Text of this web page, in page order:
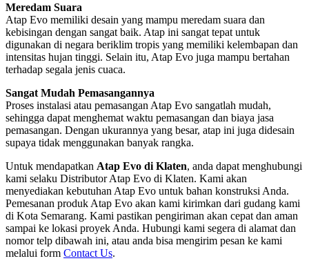
Meredam Suara
Atap Evo memiliki desain yang mampu meredam suara dan
kebisingan dengan sangat baik. Atap ini sangat tepat untuk
digunakan di negara beriklim tropis yang memiliki kelembapan dan
intensitas hujan tinggi. Selain itu, Atap Evo juga mampu bertahan
terhadap segala jenis cuaca.
Sangat Mudah Pemasangannya
Proses instalasi atau pemasangan Atap Evo sangatlah mudah,
sehingga dapat menghemat waktu pemasangan dan biaya jasa
pemasangan. Dengan ukurannya yang besar, atap ini juga didesain
supaya tidak menggunakan banyak rangka.
Untuk mendapatkan Atap Evo di Klaten, anda dapat menghubungi
kami selaku Distributor Atap Evo di Klaten. Kami akan
menyediakan kebutuhan Atap Evo untuk bahan konstruksi Anda.
Pemesanan produk Atap Evo akan kami kirimkan dari gudang kami
di Kota Semarang. Kami pastikan pengiriman akan cepat dan aman
sampai ke lokasi proyek Anda. Hubungi kami segera di alamat dan
nomor telp dibawah ini, atau anda bisa mengirim pesan ke kami
melalui form Contact Us.